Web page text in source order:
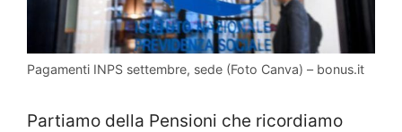
Pagamenti INPS settembre, sede (Foto Canva) – bonus.it
Partiamo della Pensioni che ricordiamo